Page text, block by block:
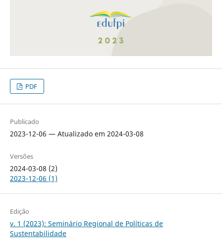
PDF
Publicado
2023-12-06 — Atualizado em 2024-03-08
Versões
2024-03-08 (2)
2023-12-06 (1)
Edição
v. 1 (2023): Seminário Regional de Políticas de
Sustentabilidade